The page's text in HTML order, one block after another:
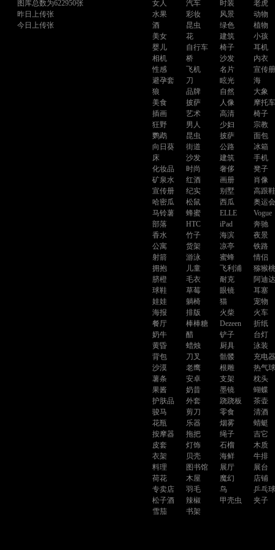
图库总数为622950张
昨日上传张
今日上传张
女人 汽车 时装
老虎
水果
彩妆 风景
动物
酒
昆虫 绿色
植物
美女
花 建筑
小孩
婴儿
自行车 椅子
耳机
相机
桥 沙发
内衣
性感
飞机 名片
宣传册
避孕套
刀 眩光
海
狼
品牌 自然
大象
美食
披萨 人像
摩托车
插画
艺术 高清
椅子
狂野
男人 少妇
宗教
鹦鹉
昆虫 披萨
面包
向日葵
街道 公路
冰箱
床
沙发 建筑
手机
化妆品
时尚 奢侈
凳子
矿泉水
红酒 画册
肖像
宣传册
纪实 别墅
高跟鞋
哈密瓜
松鼠 西瓜
奥运会
马铃薯
蜂蜜 ELLE
Vogue
部落
HTC iPad
奔驰
香水
竹子 海滨
夜景
公寓
货架 凉亭
铁路
射箭
游泳 蜜蜂
情侣
拥抱
儿童 飞利浦
猕猴桃
脐橙
毛衣 耐克
阿迪
球鞋
草莓 眼镜
耳塞
娃娃
躺椅 猫
宠物
海报
排版 火柴
火车
餐厅
棒棒糖 Dezeen
折纸
奶牛
醋 铲子
台灯
黄昏
蜡烛 厨具
泳装
背包
刀叉 骷髅
充电器
沙漠
老鹰 根雕
热气球
薯条
安卓 支架
枕头
果酱
奶昔 墨镜
蝴蝶
护肤品
外套 跷跷板
茶壶
骏马
剪刀 零食
清酒
花瓶
乐器 烟雾
蜻蜓
按摩器
拖把 绳子
吉它
皮套
灯饰 石榴
木质
衣架
贝壳 海鲜
牛排
料理
图书馆 展厅
展台
荷花
木屋 魔幻
店铺
专卖店
羽毛 鸟
乒乓球
松子酒
辣椒 甲壳虫
夹子
雪茄
书架